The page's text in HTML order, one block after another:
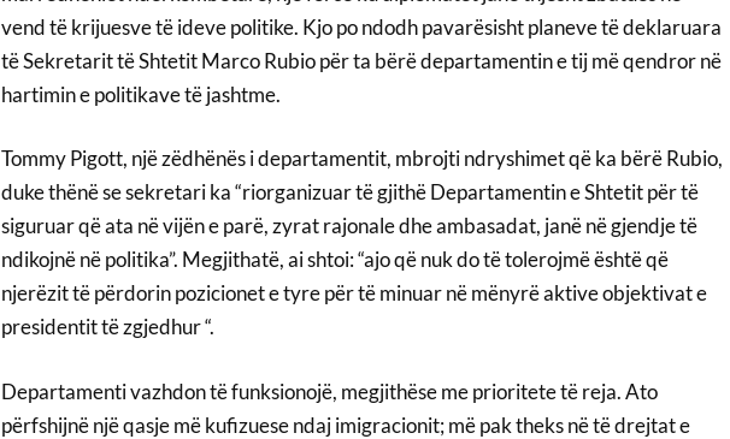
vend të krijuesve të ideve politike. Kjo po ndodh pavarësisht planeve të deklaruara
të Sekretarit të Shtetit Marco Rubio për ta bërë departamentin e tij më qendror në
hartimin e politikave të jashtme.
Tommy Pigott, një zëdhënës i departamentit, mbrojti ndryshimet që ka bërë Rubio,
duke thënë se sekretari ka “riorganizuar të gjithë Departamentin e Shtetit për të
siguruar që ata në vijën e parë, zyrat rajonale dhe ambasadat, janë në gjendje të
ndikojnë në politika”. Megjithatë, ai shtoi: “ajo që nuk do të tolerojmë është që
njerëzit të përdorin pozicionet e tyre për të minuar në mënyrë aktive objektivat e
presidentit të zgjedhur “.
Departamenti vazhdon të funksionojë, megjithëse me prioritete të reja. Ato
përfshijnë një qasje më kufizuese ndaj imigracionit; më pak theks në të drejtat e